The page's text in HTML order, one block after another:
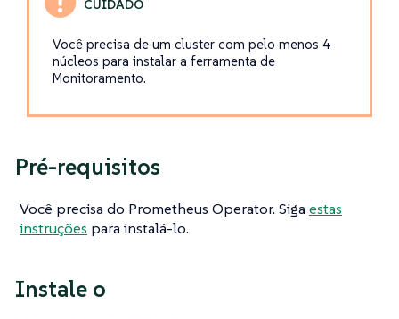
Você precisa de um cluster com pelo menos 4
núcleos para instalar a ferramenta de
Monitoramento.
Pré-requisitos
Você precisa do Prometheus Operator. Siga estas
instruções para instalá-lo.
Instale o